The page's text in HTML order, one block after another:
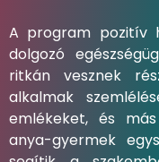
A program pozitív
dolgozó
ritkán vesznek
alkalmak
emlékeket, és
anya-gyermek